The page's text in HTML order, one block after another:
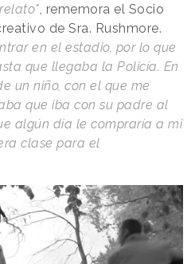
, rememora el Socio
de Sra. Rushmore.
en el estadio, por lo que
que llegaba la Policía. En
un niño, con el que me
que iba con su padre al
algún día le compraría a mi
clase para el